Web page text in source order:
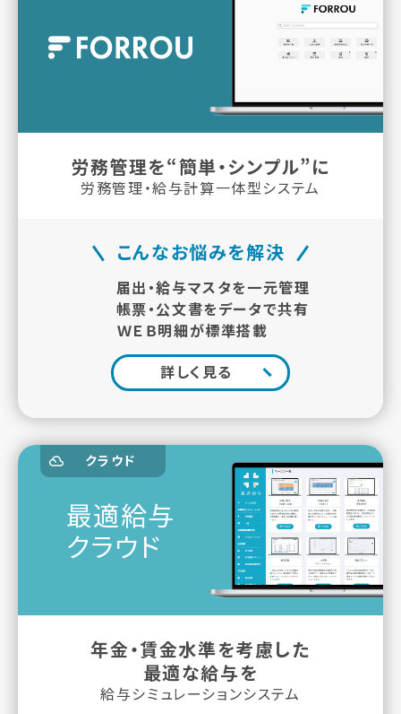
労務管理を“簡単・シンプル”に
労務管理・給与計算一体型システム
こんなお悩みを解決
届出・給与マスタを一元管理
帳票・公文書をデータで共有
ＷＥＢ明細が標準搭載
詳しく見る
クラウド
最適給与
クラウド
年金・賃金水準を考慮した
最適な給与を
給与シミュレーションシステム